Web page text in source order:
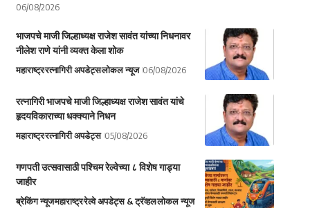
06/08/2026
भाजपचे माजी जिल्हाध्यक्ष राजेश सावंत यांच्या निधनावर
नीलेश राणे यांनी व्यक्त केला शोक
महाराष्ट्ररत्नागिरी अपडेट्सलोकल न्यूज 06/08/2026
रत्नागिरी भाजपचे माजी जिल्हाध्यक्ष राजेश सावंत यांचे
हृदयविकाराच्या धक्क्याने निधन
महाराष्ट्ररत्नागिरी अपडेट्स 05/08/2026
गणपती उत्सवासाठी पश्चिम रेल्वेच्या ८ विशेष गाड्या
जाहीर
ब्रेकिंग न्यूजमहाराष्ट्ररेल्वे अपडेट्स & ट्रॅव्हललोकल न्यूज